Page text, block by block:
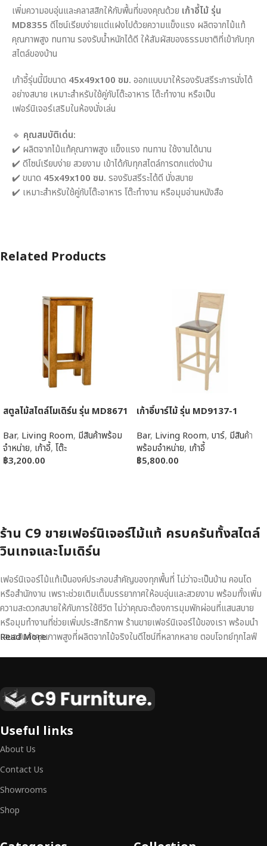
เพิ่มความอบอุ่นและคลาสสิกให้กับพื้นที่ของคุณด้วย เก้าอี้ไม้ รุ่น
MD8355 ดีไซน์เรียบง่ายแต่แฝงไปด้วยความแข็งแรง ผลิตจากไม้แท้
คุณภาพสูง ทนทาน รองรับน้ำหนักได้ดี ให้สัมผัสของธรรมชาติที่เข้ากับทุก
สไตล์ของบ้าน
เก้าอี้รุ่นนี้มีขนาด 45x49x100 ซม. ออกแบบมาให้รองรับสรีระการนั่งได้
อย่างสบาย เหมาะสำหรับใช้คู่กับโต๊ะอาหาร โต๊ะทำงาน หรือเป็น
เฟอร์นิเจอร์เสริมในห้องนั่งเล่น
🔹 คุณสมบัติเด่น:
✔️ ผลิตจากไม้แท้คุณภาพสูง แข็งแรง ทนทาน ใช้งานได้นาน
✔️ ดีไซน์เรียบง่าย สวยงาม เข้าได้กับทุกสไตล์การตกแต่งบ้าน
✔️ ขนาด 45x49x100 ซม. รองรับสรีระได้ดี นั่งสบาย
✔️ เหมาะสำหรับใช้คู่กับโต๊ะอาหาร โต๊ะทำงาน หรือมุมอ่านหนังสือ
Related Products
สตูลไม้สไตล์โมเดิร์น รุ่น MD8671
Bar, Living Room, มีสินค้าพร้อม
จำหน่าย, เก้าอี้, โต๊ะ
฿3,200.00
เก้าอี้บาร์ไม้ รุ่น MD9137-1
Bar, Living Room, บาร์, มีสินค้า
พร้อมจำหน่าย, เก้าอี้
฿5,800.00
ร้าน C9 ขายเฟอร์นิเจอร์ไม้แท้ ครบครันทั้งสไตล์
วินเทจและโมเดิร์น
เฟอร์นิเจอร์ไม้แท้เป็นองค์ประกอบสำคัญของทุกพื้นที่ ไม่ว่าจะเป็นบ้าน คอนโด
หรือสำนักงาน เพราะช่วยเติมเต็มบรรยากาศให้อบอุ่นและสวยงาม พร้อมทั้งเพิ่ม
ความสะดวกสบายให้กับการใช้ชีวิต ไม่ว่าคุณจะต้องการมุมพักผ่อนที่แสนสบาย
หรือมุมทำงานที่ช่วยเพิ่มประสิทธิภาพ ร้านขายเฟอร์นิเจอร์ไม้ของเรา พร้อมนำ
เสนอสินค้าคุณภาพสูงที่ผลิตจากไม้จริงในดีไซน์ที่หลากหลาย ตอบโจทย์ทุกไลฟ์
เหนือระดับ
เฟอร์นิเจอร์ไม้ไม่ใช่เพียงของตกแต่ง แต่เป็นงานศิลปะที่สะท้อนถึงรสนิยมและ
สามารถผสานความสวยงาม ความแข็งแรง และการใช้งานที่ตอบโจทย์ทุกความ
ต้องการได้อย่างลงตัว เฟอร์นิเจอร์ทุกชิ้นของเราผลิตจากวัสดุคุณภาพสูง ผ่าน
การตรวจสอบมาตรฐานอย่างเคร่งครัด
สิก และการใช้งานที่ยาวนาน
Read More
Useful links
About Us
Contact Us
Showrooms
Shop